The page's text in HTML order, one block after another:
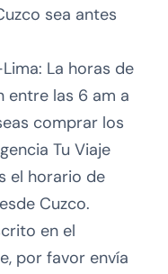
sea antes
La horas de
entre las 6 am a
comprar los
Tu Viaje
el horario de
Cuzco.
en el
por favor envía